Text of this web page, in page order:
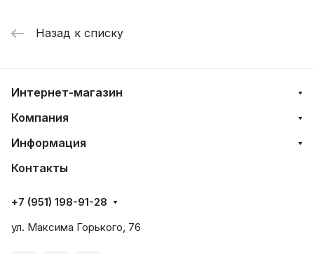
Назад к списку
Интернет-магазин
Компания
Информация
Контакты
+7 (951) 198-91-28
ул. Максима Горького, 76